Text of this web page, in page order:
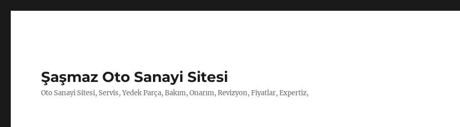
Şaşmaz Oto Sanayi Sitesi
Oto Sanayi Sitesi, Servis, Yedek Parça, Bakım, Onarım, Revizyon, Fiyatlar, Expertiz,